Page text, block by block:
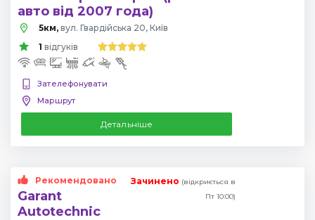
авто від 2007 года)
5км, вул. Гвардійська 20, Київ
1 відгуків
Зателефонувати
Маршрут
Детальніше
Рекомендовано
Garant
Autotechnic
Зачинено (відкриється в
Пт 10:00)